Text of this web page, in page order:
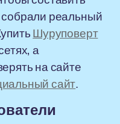
реальный
Шуруповерт
а
на сайте
сайт.